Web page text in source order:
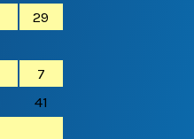
29
7
41